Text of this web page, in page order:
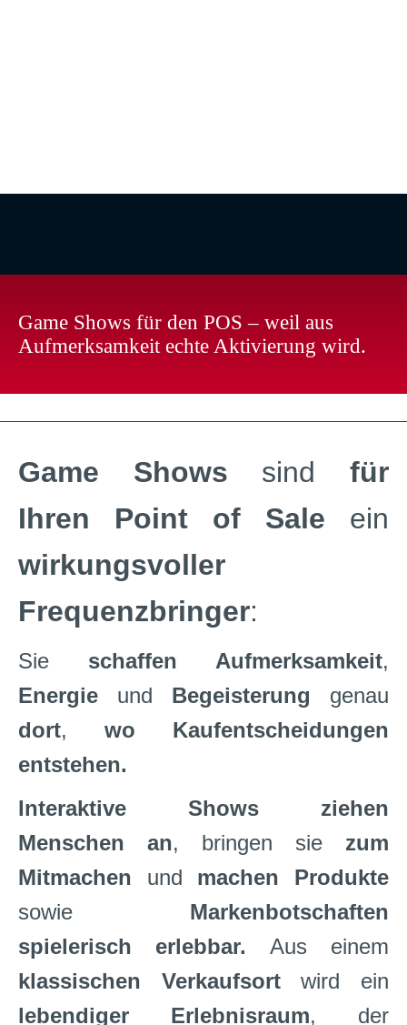
Game Shows für den POS – weil aus
Aufmerksamkeit echte Aktivierung wird.
Game Shows sindfür
Ihren Point of Sale ein
wirkungsvoller
Frequenzbringer:
Sie schaffen Aufmerksamkeit,
Energie und Begeisterung genau
dort, wo Kaufentscheidungen
entstehen.
Interaktive Shows ziehen
Menschen an, bringen sie zum
Mitmachen und machen Produkte
sowie Markenbotschaften
spielerisch erlebbar. Aus einem
klassischen Verkaufsortwird ein
lebendiger Erlebnisraum, der